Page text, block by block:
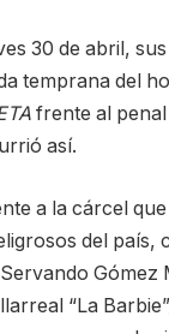
30 de abril,
temprana del
frente al penal
así.
a la cárcel
del país,
Gómez
“La